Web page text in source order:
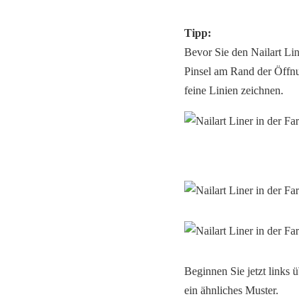
Tipp:
Bevor Sie den Nailart
Pinsel am Rand der
feine Linien zeichnen.
Beginnen Sie jetzt links
ein ähnliches Muster.